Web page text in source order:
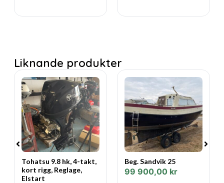
Motorns Årsmodell: 2023
Modell: 25L
Motorfabrikat: Yamaha 4-takt
Motorstorlek: 200 hk
Bredd: 2,58 M
Längd: 8,15 M
Vikt: 2426 kg + motor
Liknande produkter
Tohatsu 9.8 hk, 4-takt,
kort rigg, Reglage,
Elstart
Beg. Sandvik 25
99 900,00 kr